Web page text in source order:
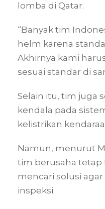
lomba di Qatar.
“Banyak tim
helm karena
Akhirnya kami
sesuai standar di
Selain itu, tim juga
kendala pada
kelistrikan
Namun, menurut
tim berusaha tetap
mencari solusi
inspeksi.